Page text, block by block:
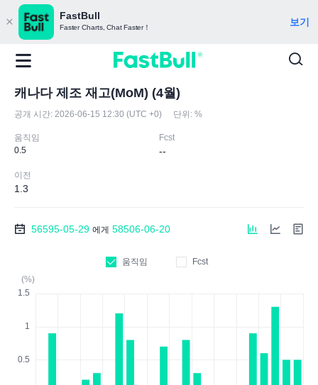
FastBull
Faster Charts, Chat Faster！ 보기
캐나다 제조 재고(MoM) (4월)
공개 시간: 2026-06-15 12:30 (UTC +0) 단위: %
움직임
0.5
Fcst
--
이전
1.3
56595-05-29 에게 58506-06-20
움직임
Fcst
(%)